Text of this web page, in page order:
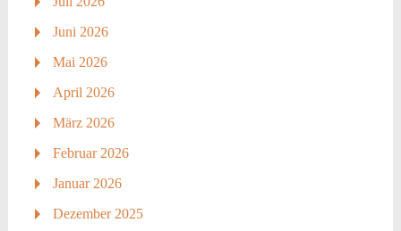
Juni 2026
Mai 2026
April 2026
März 2026
Februar 2026
Januar 2026
Dezember 2025